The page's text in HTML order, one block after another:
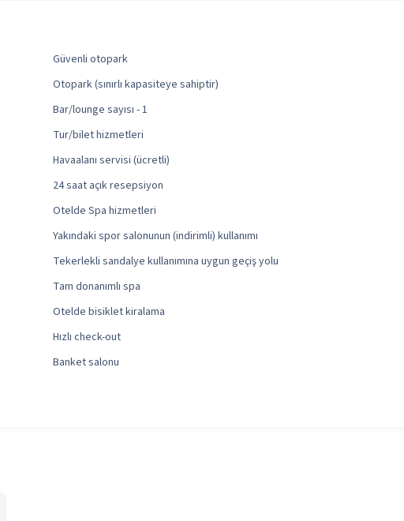
Güvenli otopark
Otopark (sınırlı kapasiteye sahiptir)
Bar/lounge sayısı - 1
Tur/bilet hizmetleri
Havaalanı servisi (ücretli)
24 saat açık resepsiyon
Otelde Spa hizmetleri
Yakındaki spor salonunun (indirimli) kullanımı
Tekerlekli sandalye kullanımına uygun geçiş yolu
Tam donanımlı spa
Otelde bisiklet kiralama
Hızlı check-out
Banket salonu